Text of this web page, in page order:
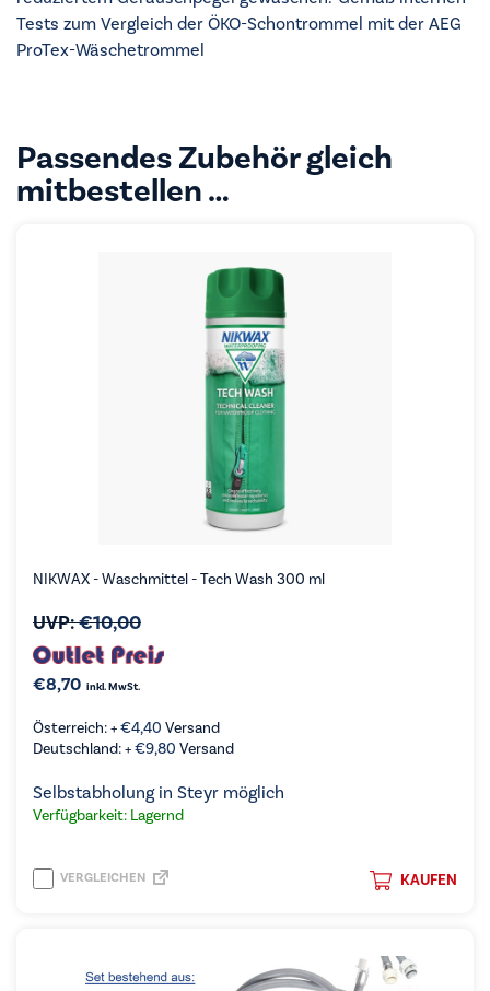
Tests zum Vergleich der ÖKO-Schontrommel mit der AEG
ProTex-Wäschetrommel
Passendes Zubehör gleich
mitbestellen …
NIKWAX - Waschmittel - Tech Wash 300 ml
UVP:€10,00
€8,70 inkl. MwSt.
Österreich: +€4,40 Versand
Deutschland: +€9,80 Versand
Selbstabholung in Steyr möglich
Verfügbarkeit: Lagernd
KAUFEN
VERGLEICHEN